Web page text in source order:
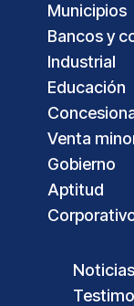
Municipios
Bancos y
Industrial
Educación
Venta
Gobierno
Aptitud
Noticias